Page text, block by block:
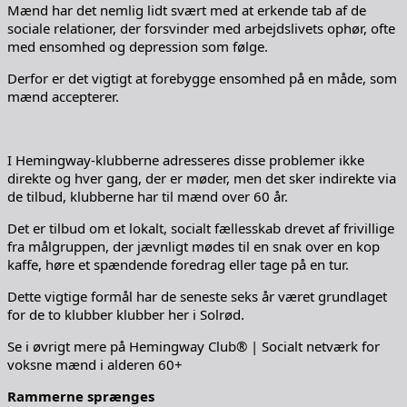
Mænd har det nemlig lidt svært med at erkende tab af de
sociale relationer, der forsvinder med arbejdslivets ophør, ofte
med ensomhed og depression som følge.
Derfor er det vigtigt at forebygge ensomhed på en måde, som
mænd accepterer.
I Hemingway-klubberne adresseres disse problemer ikke
direkte og hver gang, der er møder, men det sker indirekte via
de tilbud, klubberne har til mænd over 60 år.
Det er tilbud om et lokalt, socialt fællesskab drevet af frivillige
fra målgruppen, der jævnligt mødes til en snak over en kop
kaffe, høre et spændende foredrag eller tage på en tur.
Dette vigtige formål har de seneste seks år været grundlaget
for de to klubber klubber her i Solrød.
Se i øvrigt mere på Hemingway Club® | Socialt netværk for
voksne mænd i alderen 60+
Rammerne sprænges